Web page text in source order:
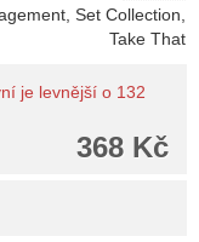
Set Collection,
Take That
je levnější o 132
368 Kč